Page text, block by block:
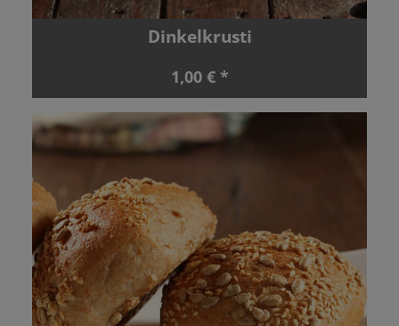
Dinkelkrusti
1,00 € *